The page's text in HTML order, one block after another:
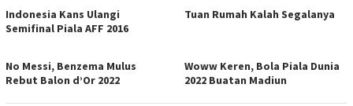
Indonesia Kans Ulangi
Semifinal Piala AFF 2016
Tuan Rumah Kalah Segalanya
No Messi, Benzema Mulus
Rebut Balon d’Or 2022
Woww Keren, Bola Piala Dunia
2022 Buatan Madiun